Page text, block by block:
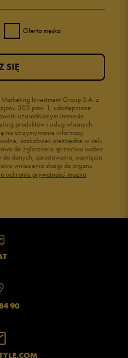
Oferta męska
Investment Group S.A. z
303 paw. 1, udostępnione
uzasadnionym interesie
produktów i usług własnych.
na otrzymywanie informacji
aczkolwiek niezbędne w celu
do zgłoszenia sprzeciwu wobec
danych, sprostowania, usunięcia
wniesienia skargi do organu
ochronie prywatności można
SIĘ
90